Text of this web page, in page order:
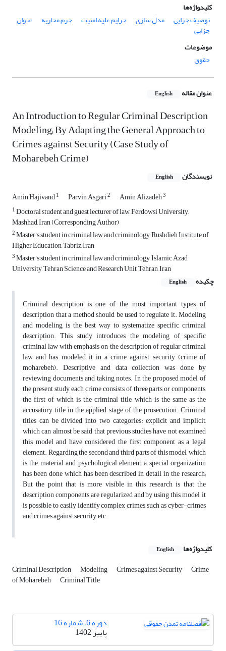
کلیدواژه‌ها
توصیف جزایی
مدل سازی جرایم علیه امنیت جرم محاربه عنوان
جزایی
موضوعات
حقوق
عنوان مقاله English
An Introduction to Regular Criminal Description
Modeling; By Adapting the General Approach to
Crimes against Security (Case Study of
Moharebeh Crime)
نویسندگان English
Amin Hajivand1 Parvin Asgari2 Amin Alizadeh3
1Doctoral student and guest lecturer of law, Ferdowsi University,
Mashhad, Iran (Corresponding Author)
2Master's student in criminal law and criminology, Rushdieh Institute of
Higher Education, Tabriz, Iran
3Master's student in criminal law and criminology, Islamic Azad
University, Tehran Science and Research Unit, Tehran, Iran
چکیده
English
Criminal description is one of the most important types of
description that a method should be used to regulate it. Modeling
and modeling is the best way to systematize specific criminal
description. This study introduces the modeling of specific
criminal law with emphasis on the description of regular criminal
law and has modeled it in a crime against security (crime of
moharebeh). Descriptive and data collection was done by
reviewing documents and taking notes. In the proposed model of
the present study, each crime consists of three parts or components,
the first of which is the criminal title, which is the same as the
accusatory title in the applied stage of the prosecution. Criminal
titles can be divided into two categories: explicit and implicit,
which can almost be said that previous studies have not examined
this model and have considered the first component as a legal
element. Regarding the second and third parts of this model, which
is the material and psychological element, a special organization
has been done which has been described in detail in the research;
But the point that is more visible in this research is that the
description components are regularized and by using this model, it
is possible to easily identify complex crimes such as cyber-crimes
and crimes against security, etc.
کلیدواژه‌ها English
Criminal Description Modeling Crimes against Security Crime
of Moharebeh Criminal Title
دوره 6، شماره 16
پاییز 1402